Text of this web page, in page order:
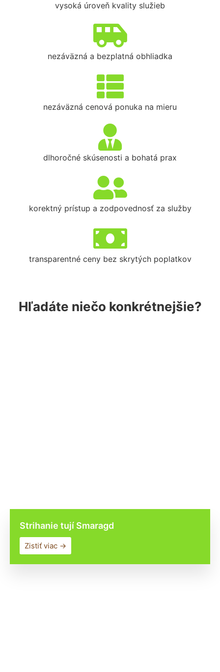
vysoká úroveň kvality služieb
nezáväzná a bezplatná obhliadka
nezáväzná cenová ponuka na mieru
dlhoročné skúsenosti a bohatá prax
korektný prístup a zodpovednosť za služby
transparentné ceny bez skrytých poplatkov
Hľadáte niečo konkrétnejšie?
Strihanie tují Smaragd
Zistiť viac →